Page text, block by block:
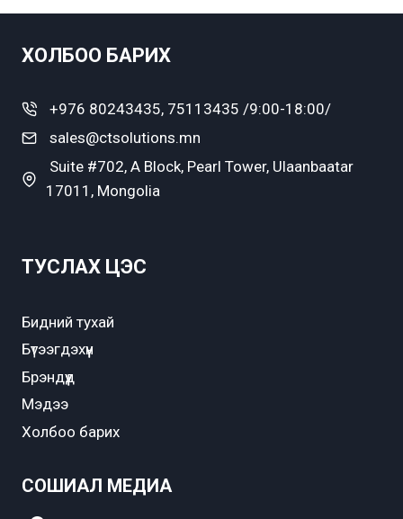
ХОЛБОО БАРИХ
+976 80243435, 75113435 /9:00-18:00/
sales@ctsolutions.mn
Suite #702, A Block, Pearl Tower, Ulaanbaatar
17011, Mongolia
ТУСЛАХ ЦЭС
Бидний тухай
Бүтээгдэхүүн
Брэндүүд
Мэдээ
Холбоо барих
СОШИАЛ МЕДИА